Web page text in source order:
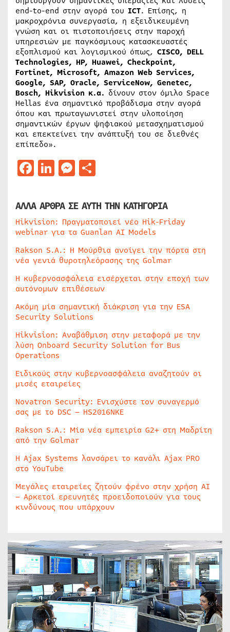
end-to-end στην αγορά του ICT. Επίσης, η
μακροχρόνια συνεργασία, η εξειδικευμένη
γνώση και οι πιστοποιήσεις στην παροχή
υπηρεσιών με παγκόσμιους κατασκευαστές
εξοπλισμού και λογισμικού όπως, CISCO, DELL
Τechnologies, HP, Huawei, Checkpoint,
Fortinet, Microsoft, Amazon Web Services,
Google, SAP, Oracle, ServiceNow, Genetec,
Bosch, Hikvision κ.α. δίνουν στον όμιλο Space
Hellas ένα σημαντικό προβάδισμα στην αγορά
όπου και πρωταγωνιστεί στην υλοποίηση
σημαντικών έργων ψηφιακού μετασχηματισμού
και επεκτείνει την ανάπτυξή του σε διεθνές
επίπεδο».
Facebook
LinkedIn
Messenger
ΑΛΛΑ ΑΡΘΡΑ ΣΕ ΑΥΤΗ ΤΗΝ ΚΑΤΗΓΟΡΙΑ
Hikvision: Πραγματοποιεί νέο Hik-Friday
webinar για τα Guanlan AI Models
Rakson S.A.: Η Μούρθια ανοίγει την πόρτα στη
νέα γενιά θυροτηλεόρασης της Golmar
Η κυβερνοασφάλεια εισέρχεται στην εποχή των
αυτόνομων επιθέσεων
Ακόμη μία σημαντική διάκριση για την ESA
Security Solutions
Hikvision: Αναβάθμιση στην μεταφορά με την
λύση Onboard Security Solution for Bus
Operations
Ειδικούς στην κυβερνοασφάλεια αναζητούν οι
μισές εταιρείες
Novatron Security: Ενισχύστε τον συναγερμό
σας με το DSC – HS2016NKE
Rakson S.A.: Μία νέα εμπειρία G2+ στη Μαδρίτη
από την Golmar
Η Ajax Systems λανσάρει το κανάλι Ajax PRO
στο YouTube
Μεγάλες εταιρείες ζητούν φρένο στην χρήση AI
– Αρκετοί ερευνητές προειδοποιούν για τους
κινδύνους που υπάρχουν